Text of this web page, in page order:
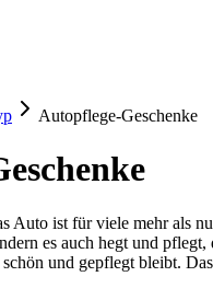
Autopflege-Geschenke
Auto ist für viele mehr als
es auch hegt und
und gepflegt bleibt.